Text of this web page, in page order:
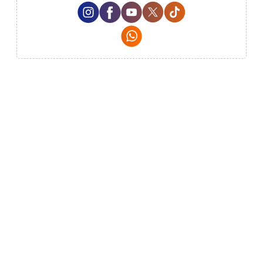
Instagram Social Media
Facebook Social Media
Youtube Social Media
Twitter Social Media
Tiktok Social